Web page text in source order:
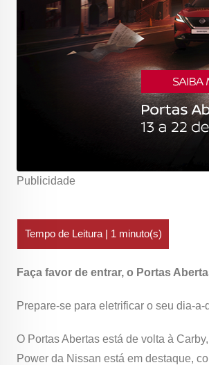
Publicidade
Faça favor de entrar, o Portas
Prepare-se para eletrificar o seu dia-
O Portas Abertas está de volta à
Power da Nissan está em destaque,